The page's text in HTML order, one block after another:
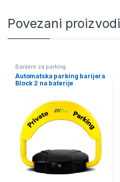
Povezani proizvodi
Barijere za parking
Automatska parking barijera
Block 2 na baterije